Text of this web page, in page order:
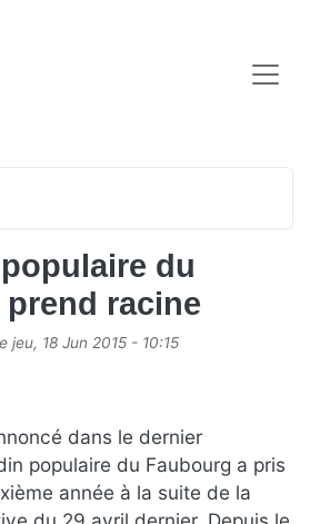
JEAN-BAPTISTE
du
racine
jeu, 18 Jun 2015 - 10:15
dans le dernier
populaire du Faubourg a pris
année à la suite de la